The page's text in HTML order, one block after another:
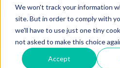
We won't track your information
site. But in order to comply with
we'll have to use just one tiny
not asked to make this choice
Accept
Blog